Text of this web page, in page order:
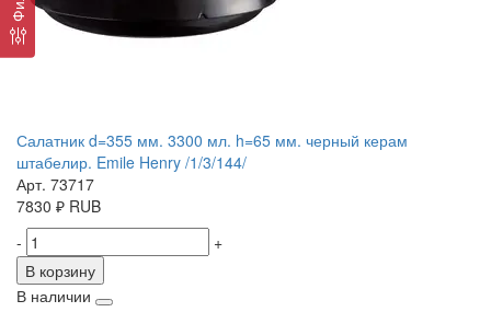
Салатник d=355 мм. 3300 мл. h=65 мм. черный керам
штабелир. Emile Henry /1/3/144/
Арт. 73717
7830 ₽ RUB
-
+
В корзину
В наличии